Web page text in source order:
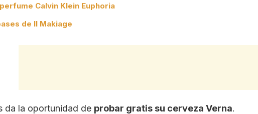
Calvin Klein Euphoria
de Il Makiage
da la oportunidad de probar gratis su cerveza Verna.